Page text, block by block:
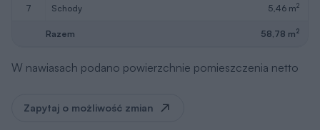
7 schody 5,46 m2
Razem 58,78 m2
W nawiasach podano powierzchnie pomieszczenia netto
Zapytaj o możliwość zmian